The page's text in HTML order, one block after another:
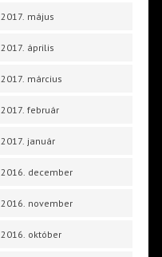
2017. május
2017. április
2017. március
2017. február
2017. január
2016. december
2016. november
2016. október